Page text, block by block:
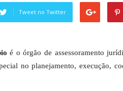
Tweet no Twitter
é o órgão de assessoramento
no planejamento, execução,